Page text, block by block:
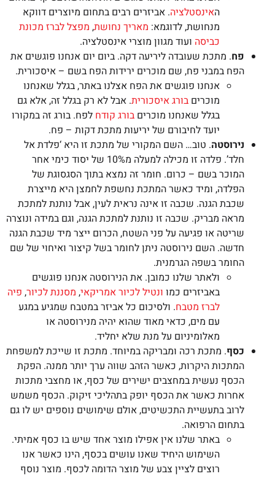
האינסטלציה. אביזרים רבים בתחום מיוצרים דווקא
מנחושת, לדוגמא: מאריך נחושת, מפצל לברז מכונת
כביסה ועוד מגוון מוצרי אינסטלציה.
פח. מתכת שעובדה ליריעה דקה. ביום יום אנחנו פוגשים את
הפח במבני פח, שם מוכרים ירידות הפח בשם – איסכורית.
אנחנו פוגשים את הפח אצלנו באתר, בגלל שאנחנו
מוכרים בורג איסכורית. אבל לא רק בגלל זה, אלא גם
בגלל שאנחנו מוכרים בורג קודח לפח. בורג זה במקורו
יועד לחיבורם של יריעות מתכת דקות – פח.
נירוסטה. טוב… השם המקורי של מתכת זו היא ‘פלדת אל
חלד’. פלדה זו מכילה למעלה מ10% של יסוד כימי אחר
המוכר בשם – כרום. חומר זה נמצא בתוך הסגסוגת של
הפלדה, ומיד כאשר המתכת נחשפת לחמצן היא מייצרת
שכבת הגנה. שכבה זו אינה נראית לעין, אבל נותנת למתכת
מראה מבריק. שכבה זו נותנת למתכת הגנה, וגם במידה ונוצרה
שריטה או פגיעה על פני השטח, הכרום ייצר מיד שכבת הגנה
חדשה. השם נירוסטה ניתן לחומר בשל קיצור ואיחוי של שם
החומר בשפה הגרמנית.
ולאתר שלנו כמובן. את הנירוסטה אנחנו פוגשים
באביזרים כמו ונטיל לכיור אמריקאי, מסננת לכיור, פיה
לברז מטבח. ולסיכום כל אביזר במטבח שמגיע במגע
עם מים, כדאי מאוד שהוא יהיה מנירוסטה או
מאלומיניום על מנת שלא יחליד.
כסף. מתכת רכה ומבריקה במיוחד. מתכת זו שייכת למשפחת
המתכות היקרות, כאשר הזהב שווה ערך יותר ממנה. הפקת
הכסף נעשית במחצבים ישירים של כסף, או מחצבי מתכות
אחרות כאשר את הכסף יופק בתהליכי זיקוק. הכסף משמש
לרוב בתעשיית התכשיטים, אולם שימושים נוספים יש לו גם
בתחום הרפואה.
באתר שלנו אין אפילו מוצר אחד שיש בו כסף אמיתי.
השימוש היחיד שאנו עושים בכסף, הינו כאשר אנו
רוצים לציין צבע של מוצר הדומה לכסף. מוצר נוסף